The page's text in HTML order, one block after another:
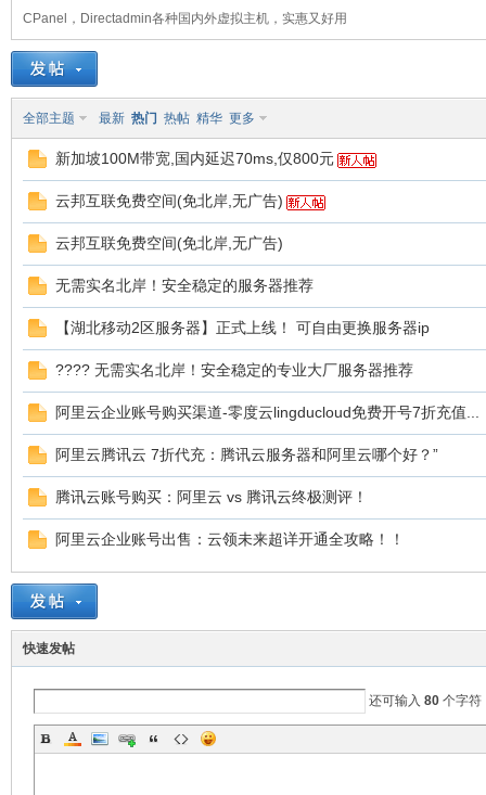
主
CPanel，Directadmin各种国内外虚拟主机，实惠又好用
全部主题 最新 热门 热帖 精华 更多
新加坡100M带宽,国内延迟70ms,仅800元
云邦互联免费空间(免北岸,无广告)
云邦互联免费空间(免北岸,无广告)
无需实名北岸！安全稳定的服务器推荐
【湖北移动2区服务器】正式上线！ 可自由更换服务器ip
???? 无需实名北岸！安全稳定的专业大厂服务器推荐
阿里云企业账号购买渠道-零度云lingducloud免费开号7折充值...
阿里云腾讯云 7折代充：腾讯云服务器和阿里云哪个好？”
腾讯云账号购买：阿里云 vs 腾讯云终极测评！
阿里云企业账号出售：云领未来超详开通全攻略！！
快速发帖
还可输入 80 个字符